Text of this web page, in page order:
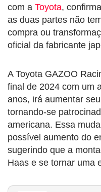
com a Toyota,
as duas partes não
compra ou
oficial da fabricante
A Toyota GAZOO
final de 2024 com um
anos, irá aumentar
tornando-se
americana. Essa
possível aumento do
sugerindo que a
Haas e se tornar uma